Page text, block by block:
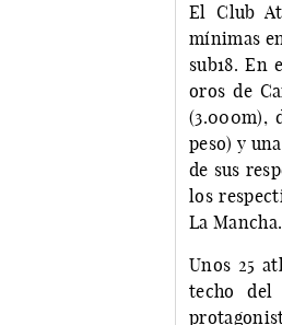
El Club
mínimas
sub18. En
oros de
(3.000m),
peso) y
de sus
los
La Mancha.
Unos 25
techo del